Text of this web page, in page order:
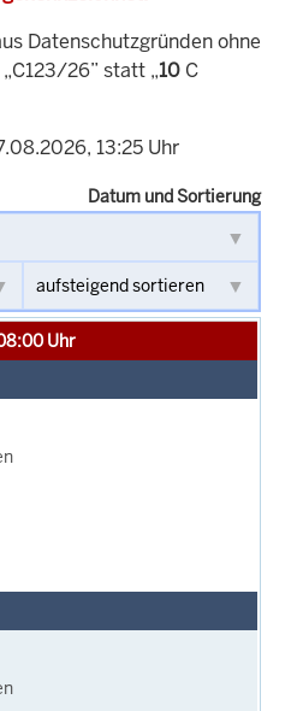
Datenschutzgründen ohne
26” statt „10 C
13:25 Uhr
Datum und Sortierung
Uhr